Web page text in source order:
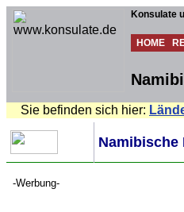
Konsulate
HOME
Sie befinden sich hier:
Namibische
-Werbung-